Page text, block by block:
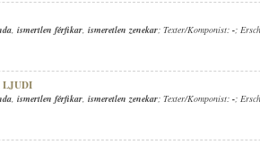
, ismertlen férfikar, ismeretlen zenekar; Texter/Komponist: -;
LJUDI
, ismertlen férfikar, ismeretlen zenekar; Texter/Komponist: -;